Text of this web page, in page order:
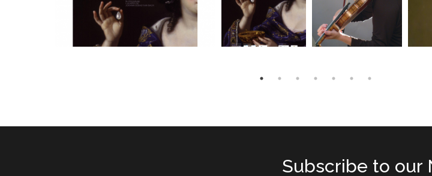
Subscribe to our